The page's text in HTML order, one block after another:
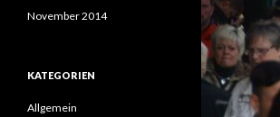
November 2014
KATEGORIEN
Allgemein